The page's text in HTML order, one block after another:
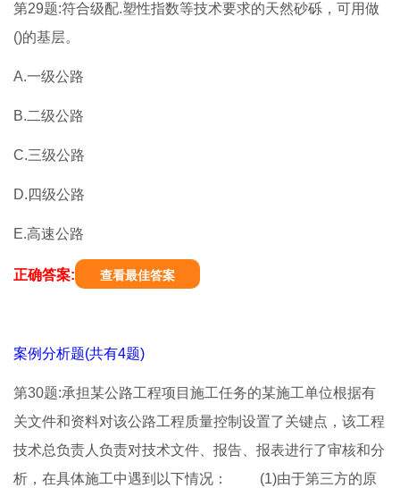
第29题:符合级配.塑性指数等技术要求的天然砂砾，可用做
()的基层。
A.一级公路
B.二级公路
C.三级公路
D.四级公路
E.高速公路
正确答案: 查看最佳答案
案例分析题(共有4题)
第30题:承担某公路工程项目施工任务的某施工单位根据有
关文件和资料对该公路工程质量控制设置了关键点，该工程
技术总负责人负责对技术文件、报告、报表进行了审核和分
析，在具体施工中遇到以下情况： (1)由于第三方的原